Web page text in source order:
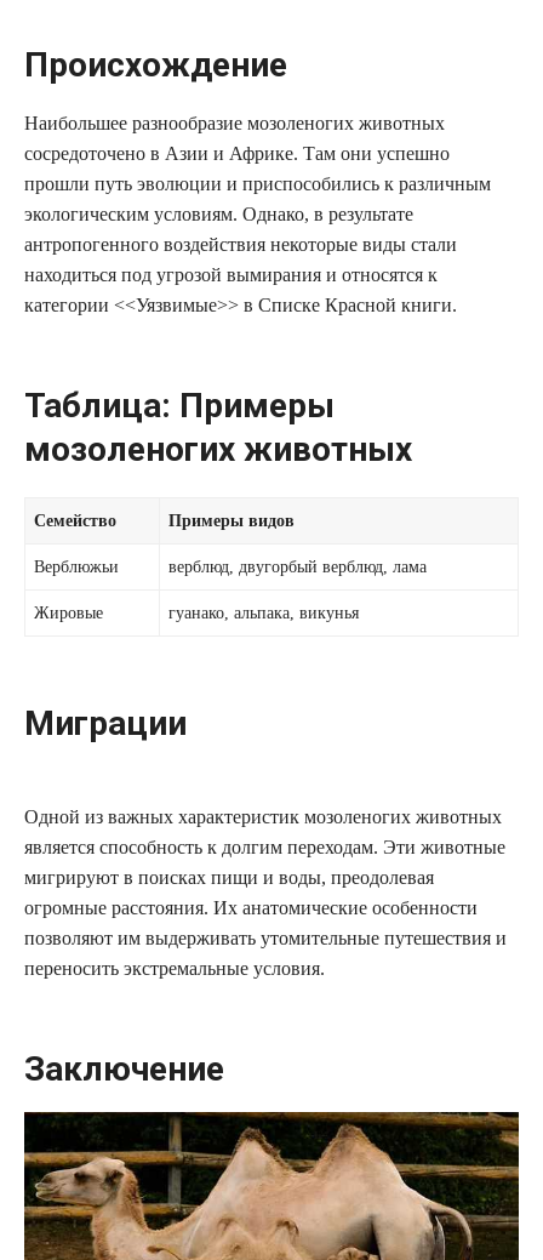
Происхождение
Наибольшее разнообразие мозоленогих животных
сосредоточено в Азии и Африке. Там они успешно
прошли путь эволюции и приспособились к различным
экологическим условиям. Однако, в результате
антропогенного воздействия некоторые виды стали
находиться под угрозой вымирания и относятся к
категории <<Уязвимые>> в Списке Красной книги.
Таблица: Примеры
мозоленогих животных
Семейство Примеры видов
Верблюжьи верблюд, двугорбый верблюд, лама
Жировые гуанако, альпака, викунья
Миграции
Одной из важных характеристик мозоленогих животных
является способность к долгим переходам. Эти животные
мигрируют в поисках пищи и воды, преодолевая
огромные расстояния. Их анатомические особенности
позволяют им выдерживать утомительные путешествия и
переносить экстремальные условия.
Заключение